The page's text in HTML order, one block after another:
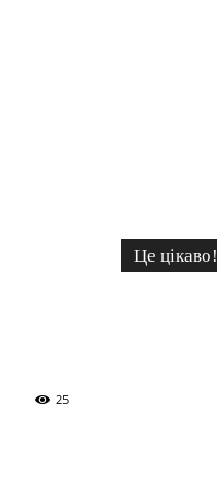
25
Це цікаво!